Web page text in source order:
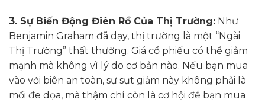
3. Sự Biến Động Điên Rồ Của Thị Trường: Như
Benjamin Graham đã dạy, thị trường là một “Ngài
Thị Trường” thất thường. Giá cổ phiếu có thể giảm
mạnh mà không vì lý do cơ bản nào. Nếu bạn mua
vào với biên an toàn, sự sụt giảm này không phải là
mối đe dọa, mà thậm chí còn là cơ hội để bạn mua